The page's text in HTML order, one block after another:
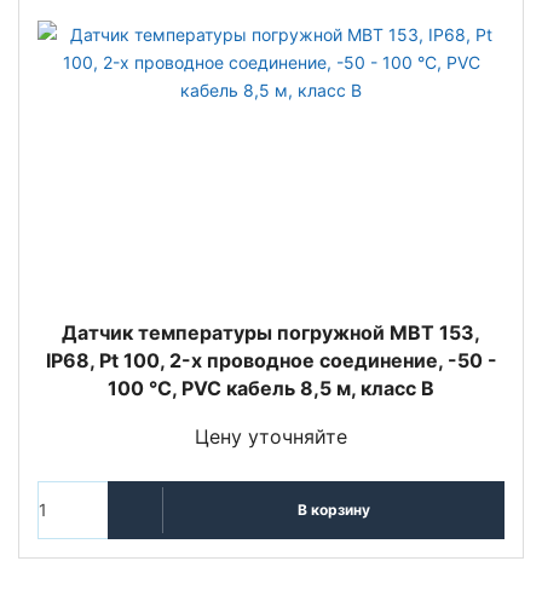
Датчик температуры погружной MBT 153,
IP68, Pt 100, 2-х проводное соединение, -50 -
100 °C, PVC кабель 8,5 м, класс В
Цену уточняйте
В корзину